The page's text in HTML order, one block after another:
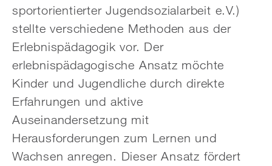
sportorientierter Jugendsozialarbeit e.V.)
stellte verschiedene Methoden aus der
Erlebnispädagogik vor. Der
erlebnispädagogische Ansatz möchte
Kinder und Jugendliche durch direkte
Erfahrungen und aktive
Auseinandersetzung mit
Herausforderungen zum Lernen und
Wachsen anregen. Dieser Ansatz fördert